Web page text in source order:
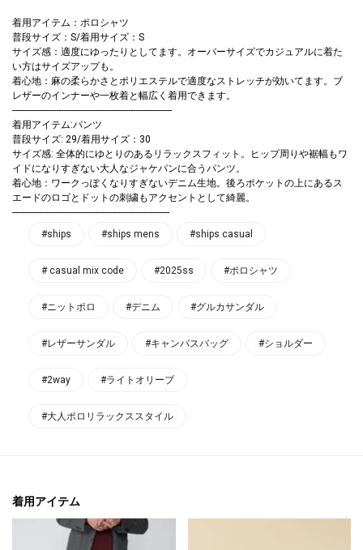
着用アイテム：ポロシャツ
普段サイズ：S/着用サイズ：S
サイズ感：適度にゆったりとしてます。オーバーサイズでカジュアルに着た
い方はサイズアップも。
着心地：麻の柔らかさとポリエステルで適度なストレッチが効いてます。ブ
レザーのインナーや一枚着と幅広く着用できます。
------------------------------------------------------------------
着用アイテム:パンツ
普段サイズ: 29/着用サイズ：30
サイズ感: 全体的にゆとりのあるリラックスフィット。ヒップ周りや裾幅もワ
イドになりすぎない大人なジャケパンに合うパンツ。
着心地：ワークっぽくなりすぎないデニム生地。後ろポケットの上にあるス
エードのロゴとドットの刺繍もアクセントとして綺麗。
-----------------------------------------------------------------
#ships
#ships mens #ships casual
# casual mix code #2025ss #ポロシャツ
#ニットポロ #デニム #グルカサンダル
#レザーサンダル #キャンバスバッグ #ショルダー
#2way #ライトオリーブ
#大人ポロリラックススタイル
着用アイテム